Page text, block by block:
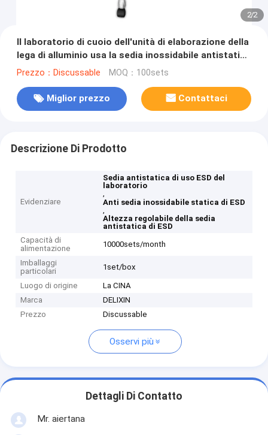
2/2
Il laboratorio di cuoio dell'unità di elaborazione della
lega di alluminio usa la sedia inossidabile antistatica
di ESD
Prezzo：Discussable MOQ：100sets
Miglior prezzo Contattaci
Descrizione Di Prodotto
Evidenziare
Sedia antistatica di uso ESD del
laboratorio
,
Anti sedia inossidabile statica di ESD
,
Altezza regolabile della sedia
antistatica di ESD
Capacità di
alimentazione
10000sets/month
Imballaggi
particolari
1set/box
Luogo di origine
La CINA
Marca
DELIXIN
Prezzo
Discussable
Osservi più
Dettagli Di Contatto
Mr. aiertana